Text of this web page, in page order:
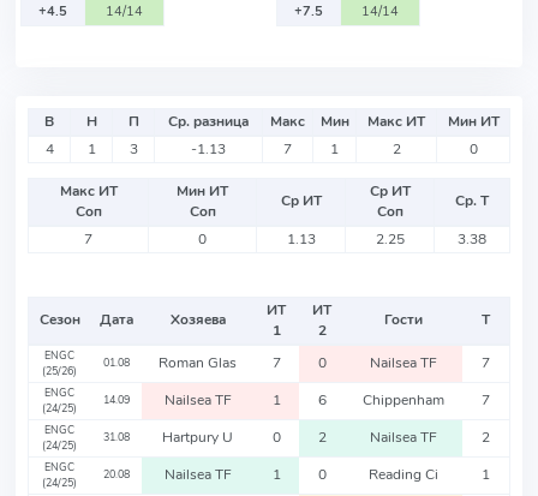
+4.5
14/14
+7.5
14/14
В Н П Ср. разница Макс Мин Макс ИТ
Мин ИТ
4
1 3 -1.13 7 1 2 0
Макс ИТ
Соп
Мин ИТ
Соп
Ср ИТ
Ср ИТ
Соп
Ср. Т
7
0 1.13 2.25 3.38
Сезон Дата Хозяева
ИТ
1
ИТ
2
Гости Т
ENGC
(25/26)
01.08 Roman Glas 7 0 Nailsea TF 7
ENGC
(24/25)
14.09 Nailsea TF 1 6 Chippenham 7
ENGC
(24/25)
31.08 Hartpury U 0 2 Nailsea TF 2
ENGC
(24/25)
20.08 Nailsea TF 1 0 Reading Ci 1